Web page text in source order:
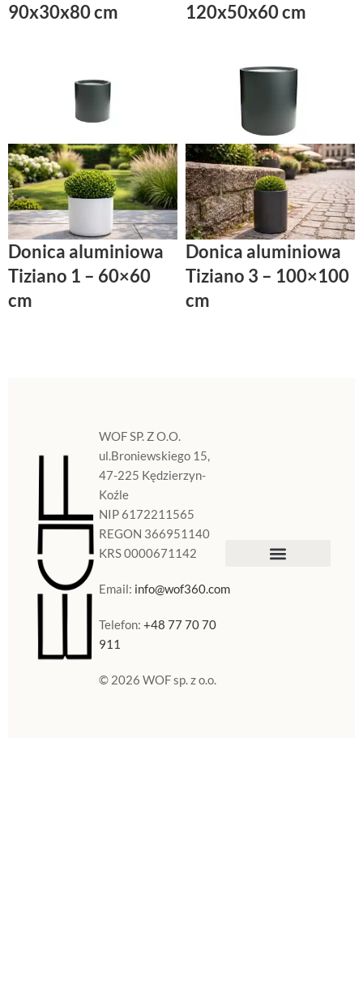
90x30x80 cm
120x50x60 cm
Donica aluminiowa
Tiziano 1 – 60×60
cm
Donica aluminiowa
Tiziano 3 – 100×100
cm
WOF SP. Z O.O.
ul.Broniewskiego 15,
47-225 Kędzierzyn-
Koźle
NIP 6172211565
REGON 366951140
KRS 0000671142
Email: info@wof360.com
Telefon:+48 77 70 70
911
© 2026 WOF sp. z o.o.